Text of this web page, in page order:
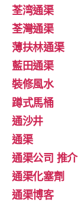
荃湾通渠
荃灣通渠
薄扶林通渠
藍田通渠
裝修風水
蹲式馬桶
通沙井
通渠
通渠公司 推介
通渠化塞劑
通渠博客